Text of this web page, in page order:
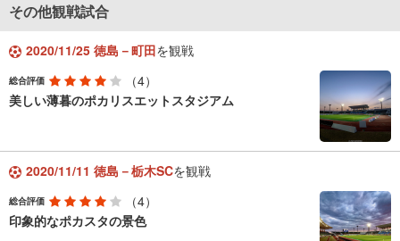
その他観戦試合
2020/11/25 徳島－町田を観戦
総合評価
（4）
美しい薄暮のポカリスエットスタジアム
2020/11/11 徳島－栃木SCを観戦
総合評価
（4）
印象的なポカスタの景色